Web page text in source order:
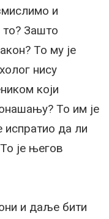
и
Зашто
То му је
нису
који
То им је
да ли
је његов
и даље бити